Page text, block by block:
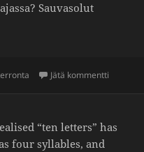
Sauva­solut
Jätä kommentti
“ten letters” has
four syllables, and